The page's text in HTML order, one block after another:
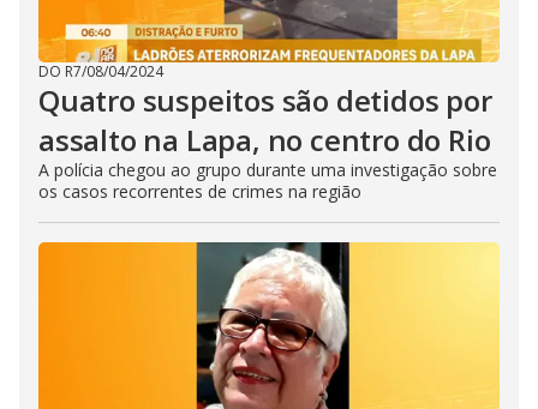
DO R7/08/04/2024
Quatro suspeitos são detidos por
assalto na Lapa, no centro do Rio
A polícia chegou ao grupo durante uma investigação sobre
os casos recorrentes de crimes na região